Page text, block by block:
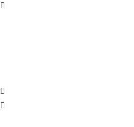
Corporate